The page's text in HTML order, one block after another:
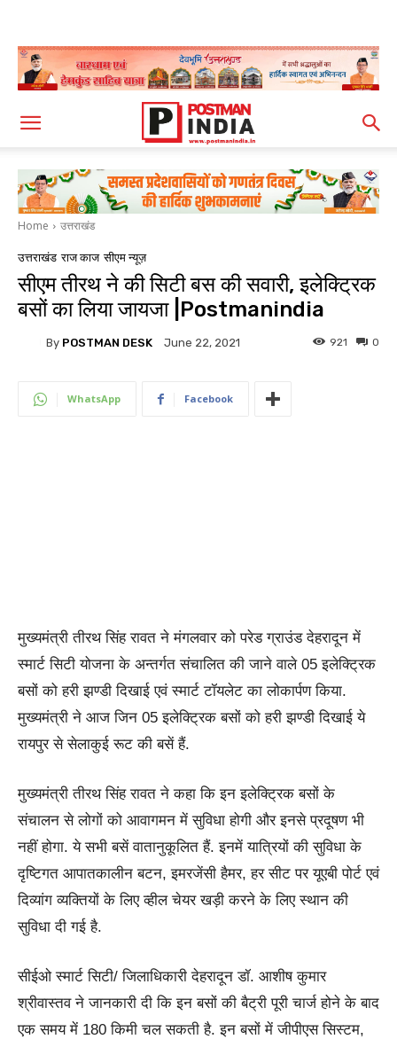
Home उत्तराखंड
उत्तराखंड राज काज सीएम न्यूज़
सीएम तीरथ ने की सिटी बस की सवारी, इलेक्ट्रिक
बसों का लिया जायजा |Postmanindia
By POSTMAN DESK June 22, 2021 0
921
WhatsApp Facebook
मुख्यमंत्री तीरथ सिंह रावत ने मंगलवार को परेड ग्राउंड देहरादून में
स्मार्ट सिटी योजना के अन्तर्गत संचालित की जाने वाले 05 इलेक्ट्रिक
बसों को हरी झण्डी दिखाई एवं स्मार्ट टॉयलेट का लोकार्पण किया.
मुख्यमंत्री ने आज जिन 05 इलेक्ट्रिक बसों को हरी झण्डी दिखाई ये
रायपुर से सेलाकुई रूट की बसें हैं.
मुख्यमंत्री तीरथ सिंह रावत ने कहा कि इन इलेक्ट्रिक बसों के
संचालन से लोगों को आवागमन में सुविधा होगी और इनसे प्रदूषण भी
नहीं होगा. ये सभी बसें वातानुकूलित हैं. इनमें यात्रियों की सुविधा के
दृष्टिगत आपातकालीन बटन, इमरजेंसी हैमर, हर सीट पर यूएबी पोर्ट एवं
दिव्यांग व्यक्तियों के लिए व्हील चेयर खड़ी करने के लिए स्थान की
सुविधा दी गई है.
सीईओ स्मार्ट सिटी/ जिलाधिकारी देहरादून डॉ. आशीष कुमार
श्रीवास्तव ने जानकारी दी कि इन बसों की बैट्री पूरी चार्ज होने के बाद
एक समय में 180 किमी चल सकती है. इन बसों में जीपीएस सिस्टम,